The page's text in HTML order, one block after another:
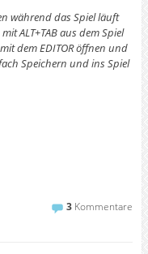
während das Spiel läuft
ALT+TAB aus dem Spiel
dem EDITOR öffnen und
Speichern und ins Spiel
3 Kommentare